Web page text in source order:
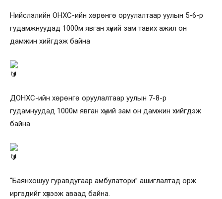
Нийслэлийн ОНХС-ийн хөрөнгө оруулалтаар уулын 5-6-р
гудамжнуудад 1000м явган хүний зам тавих ажил он
дамжин хийгдэж байна
ДОНХС-ийн хөрөнгө оруулалтаар уулын 7-8-р
гудамнуудад 1000м явган хүний зам он дамжин хийгдэж
байна.
“Баянхошуу гуравдугаар амбулатори” ашиглалтад орж
иргэдийг хүлээж аваад байна.